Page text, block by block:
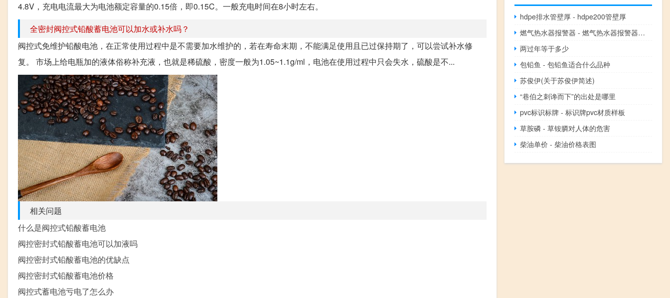
4.8V，充电电流最大为电池额定容量的0.15倍，即0.15C。一般充电时间在8小时左右。
全密封阀控式铅酸蓄电池可以加水或补水吗？
阀控式免维护铅酸电池，在正常使用过程中是不需要加水维护的，若在寿命末期，不能满足使用且已过保持期了，可以尝试补水修
复。 市场上给电瓶加的液体俗称补充液，也就是稀硫酸，密度一般为1.05~1.1g/ml，电池在使用过程中只会失水，硫酸是不...
相关问题
什么是阀控式铅酸蓄电池
阀控密封式铅酸蓄电池可以加液吗
阀控密封式铅酸蓄电池的优缺点
阀控密封式铅酸蓄电池价格
阀控式蓄电池亏电了怎么办
hdpe排水管壁厚 - hdpe200管壁厚
燃气热水器报警器 - 燃气热水器报警器原理
两过年等于多少
包铅鱼 - 包铅鱼适合什么品种
苏俊伊(关于苏俊伊简述)
“巷伯之刺谗而下”的出处是哪里
pvc标识标牌 - 标识牌pvc材质样板
草胺磷 - 草铵膦对人体的危害
柴油单价 - 柴油价格表图